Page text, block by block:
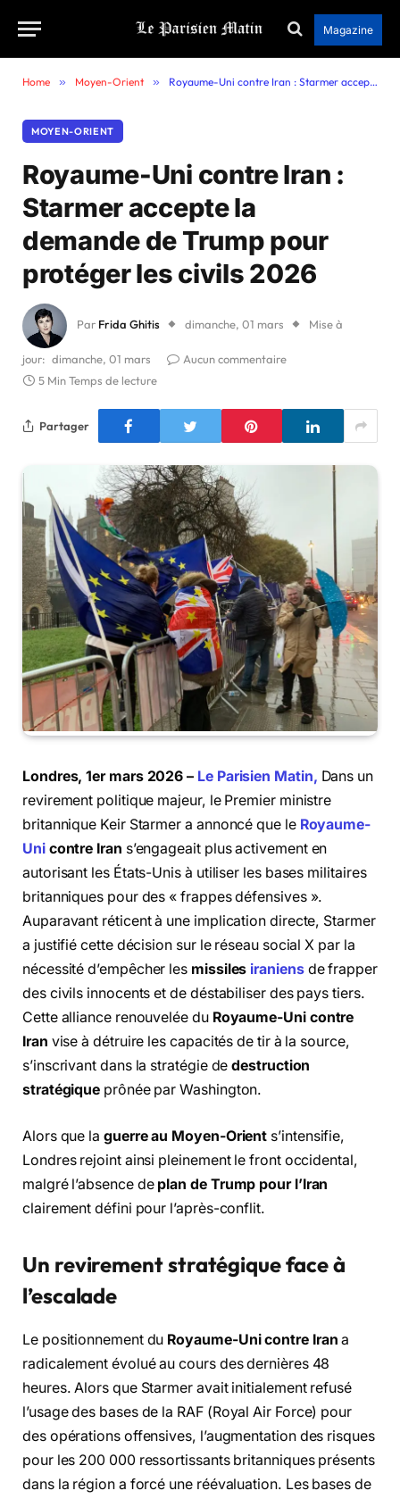
Magazine
Home » Moyen-Orient » Royaume-Uni contre Iran : Starmer accepte la demande de Trump pour protéger les civils 2026
MOYEN-ORIENT
Royaume-Uni contre Iran :
Starmer accepte la
demande de Trump pour
protéger les civils 2026
Par Frida Ghitis dimanche, 01 mars Mise à
jour: dimanche, 01 mars
Aucun commentaire
5 Min Temps de lecture
Partager
Londres, 1er mars 2026 – Le Parisien Matin, Dans un
revirement politique majeur, le Premier ministre
britannique Keir Starmer a annoncé que le Royaume-
Unicontre Iran s’engageait plus activement en
autorisant les États-Unis à utiliser les bases militaires
britanniques pour des « frappes défensives ».
Auparavant réticent à une implication directe, Starmer
a justifié cette décision sur le réseau social X par la
nécessité d’empêcher les missiles iraniensde frapper
des civils innocents et de déstabiliser des pays tiers.
Cette alliance renouvelée du Royaume-Uni contre
Iran vise à détruire les capacités de tir à la source,
s’inscrivant dans la stratégie dedestruction
stratégique prônée par Washington.
Alors que la guerre au Moyen-Orient s’intensifie,
Londres rejoint ainsi pleinement le front occidental,
malgré l’absence de plan de Trump pour l’Iran
clairement défini pour l’après-conflit.
Un revirement stratégique face à
l’escalade
Le positionnement du Royaume-Uni contre Iran a
radicalement évolué au cours des dernières 48
heures. Alors que Starmer avait initialement refusé
l’usage des bases de la RAF (Royal Air Force) pour
des opérations offensives, l’augmentation des risques
pour les 200 000 ressortissants britanniques présents
dans la région a forcé une réévaluation. Les bases de